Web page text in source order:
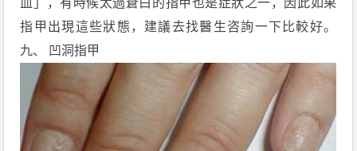
血」，有時候太過蒼白的指甲也是症狀之一，因此如果
指甲出現這些狀態，建議去找醫生咨詢一下比較好。
九、 凹洞指甲